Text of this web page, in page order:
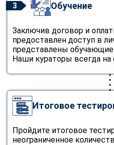
3 Обучение
Заключив договор и
предоставлен доступ в
представлены
Наши кураторы всегда на
Итоговое
Пройдите итоговое
неограниченное